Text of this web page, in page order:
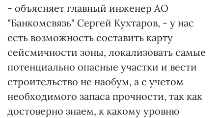
- объясняет главный инженер АО
"Банкомсвязь" Сергей Кухтаров, - у нас
есть возможность составить карту
сейсмичности зоны, локализовать самые
потенциально опасные участки и вести
строительство не наобум, а с учетом
необходимого запаса прочности, так как
достоверно знаем, к какому уровню